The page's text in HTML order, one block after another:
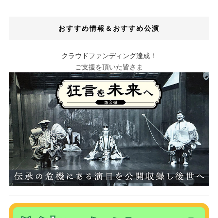
おすすめ情報＆おすすめ公演
クラウドファンディング達成！
ご支援を頂いた皆さま